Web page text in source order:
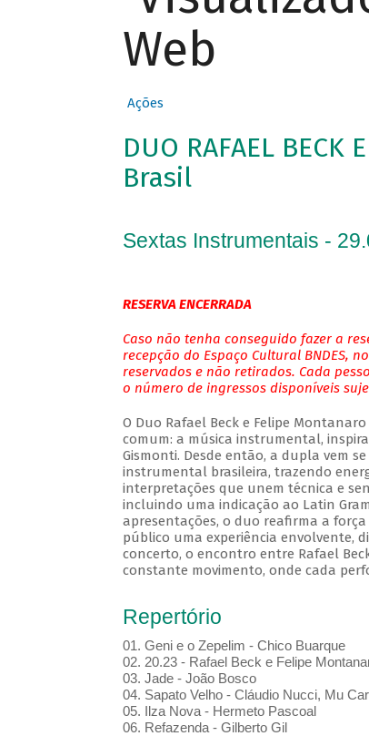
Web
Ações
DUO RAFAEL BECK
Brasil
Sextas Instrumentais -
RESERVA ENCERRADA
Caso não tenha conseguido fazer a
recepção do Espaço Cultural BNDES,
reservados e não retirados. Cada
o número de ingressos disponíveis
O Duo Rafael Beck e Felipe
comum: a música instrumental,
Gismonti. Desde então, a dupla vem
instrumental brasileira, trazendo
interpretações que unem técnica e
incluindo uma indicação ao Latin
apresentações, o duo reafirma a
público uma experiência envolvente,
concerto, o encontro entre Rafael
constante movimento, onde cada
Repertório
01. Geni e o Zepelim - Chico Buarque
02. 20.23 - Rafael Beck e Felipe
03. Jade - João Bosco
04. Sapato Velho - Cláudio Nucci, Mu
05. Ilza Nova - Hermeto Pascoal
06. Refazenda - Gilberto Gil